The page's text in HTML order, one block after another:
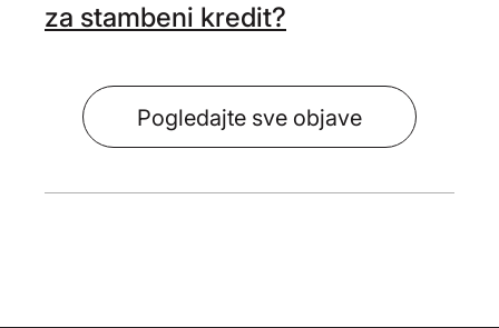
za stambeni kredit?
Pogledajte sve objave